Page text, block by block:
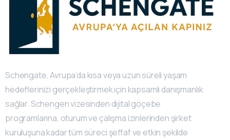
Schengate, Avrupa’da kısa veya uzun süreli yaşam
hedeflerinizi gerçekleştirmek için kapsamlı danışmanlık
sağlar. Schengen vizesinden dijital göçebe
programlarına, oturum ve çalışma izinlerinden şirket
kuruluşuna kadar tüm süreci şeffaf ve etkin şekilde